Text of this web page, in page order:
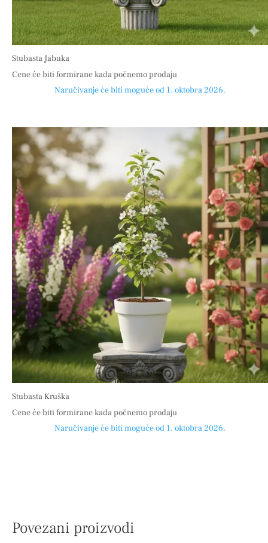
Stubasta Jabuka
Cene će biti formirane kada počnemo prodaju
Naručivanje će biti moguće od 1. oktobra 2026.
Stubasta Kruška
Cene će biti formirane kada počnemo prodaju
Naručivanje će biti moguće od 1. oktobra 2026.
Povezani proizvodi